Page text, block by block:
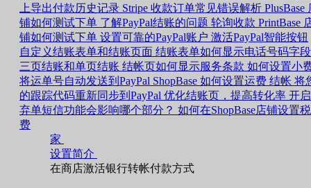
上导出付款历史记录 Stripe 收款订单常见错误解析 PlusBase
铺如何测试下单 了解PayPal结账的问题 轮询收款 PrintBase
铺如何测试下单 设置可靠的PayPal账户 激活PayPal智能按钮
自定义结账表单和结账页面 结账表单如何显示电话号码字段
三页结账和单页结账 结帐页如何显示服务条款 如何设置小
将运单号自动发送到PayPal ShopBase 如何设置运费 结帐 将
的跟踪代码重新同步到PayPal 优化结账页，提高转化率 开启
弃单短信功能会影响哪个部分？ 如何在ShopBase店铺设置税
费
家
设置简介
在商店激活银行转帐付款方式